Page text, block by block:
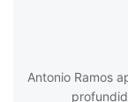
Antonio Ramos